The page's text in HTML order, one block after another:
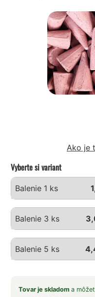
Ako je
Vyberte si variant
Balenie 1 ks
Balenie 3 ks
Balenie 5 ks
Tovar je skladoma